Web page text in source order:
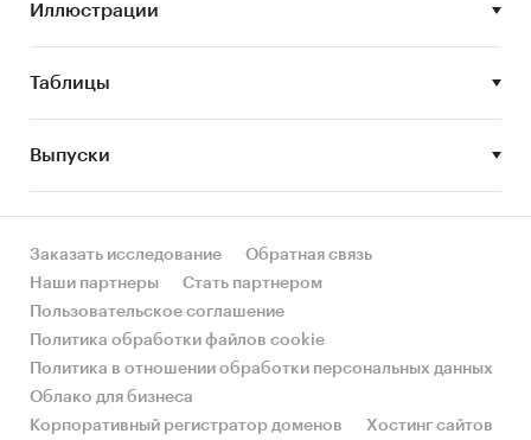
Оценка объема и потенциальной емкости
рынка пшеницы
STEP-анализ факторов, влияющих на рынок
пшеницы
Описание основных конкурентов
Оценка факторов инвестиционной
привлекательности рынка пшеницы
Составление прогноза развития рынка до
2023 г.
Иллюстрации
Таблицы
Выпуски
Заказать исследование
Обратная связь
Наши партнеры
Стать партнером
Пользовательское соглашение
Политика обработки файлов cookie
Политика в отношении обработки персональных данных
Облако для бизнеса
Корпоративный регистратор доменов
Хостинг сайтов